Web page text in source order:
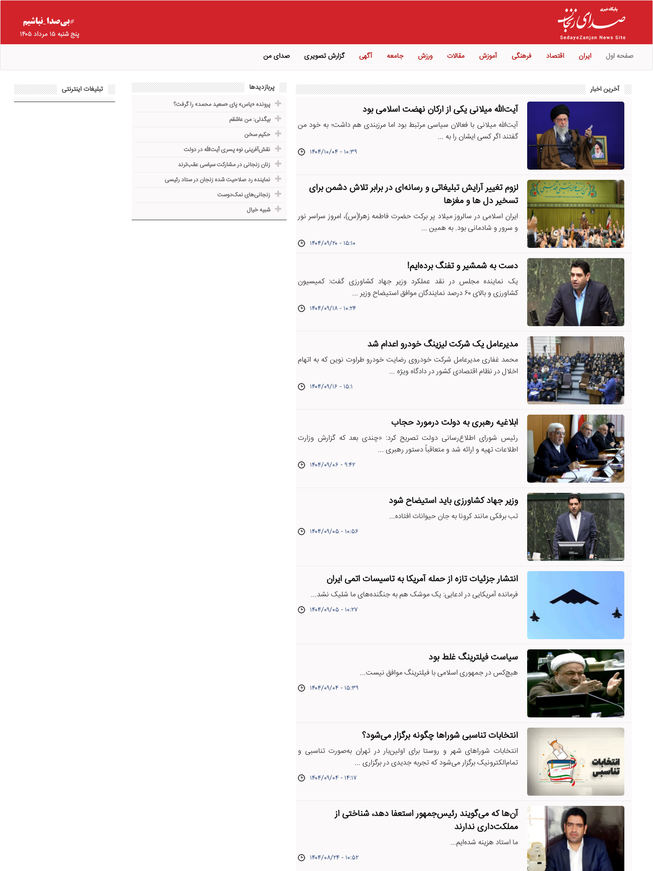
پنج شنبه ۱۵ مرداد ۱۴۰۵
صفحه اول ایران اقتصاد فرهنگی آموزش مقالات ورزش جامعه آگهی گزارش تصویری صدای من
آخرین اخبار
آیت‌الله میلانی یکی از ارکان نهضت اسلامی بود
آیت‌الله میلانی با فعالان سیاسی مرتبط بود اما مرزبندی هم داشت؛ به خود من
گفتند اگر کسی ایشان را به ...
۱۴۰۴/۱۰/۰۴ - ۱۰:۳۹
لزوم تغییر آرایش تبلیغاتی و رسانه‌ای در برابر تلاش دشمن برای
تسخیر دل ها و مغزها
ایران اسلامی در سالروز میلاد پر برکت حضرت فاطمه زهرا(س)، امروز سراسر نور
و سرور و شادمانی بود. به همین ...
۱۴۰۴/۰۹/۲۰ - ۱۵:۱۰
دست به شمشیر و تفنگ برده‌ایم!
یک نماینده مجلس در نقد عملکرد وزیر جهاد کشاورزی گفت: کمیسیون
کشاورزی و بالای ۶۰ درصد نمایندگان موافق استیضاح وزیر ...
۱۴۰۴/۰۹/۱۸ - ۱۰:۲۴
مدیرعامل یک شرکت لیزینگ خودرو اعدام شد
محمد غفاری مدیرعامل شرکت خودروی رضایت خودرو طراوت نوین که به اتهام
اخلال در نظام اقتصادی کشور در دادگاه ویژه ...
۱۴۰۴/۰۹/۱۶ - ۱۵:۱
ابلاغیه رهبری به دولت درمورد حجاب
رئیس شورای اطلاع‌رسانی دولت تصریح کرد: «چندی بعد که گزارش وزارت
اطلاعات تهیه و ارائه شد و متعاقباً دستور رهبری ...
۱۴۰۴/۰۹/۰۶ - ۹:۴۲
وزیر جهاد کشاورزی باید استیضاح شود
تب برفکی مانند کرونا به جان حیوانات افتاده...
۱۴۰۴/۰۹/۰۵ - ۱۰:۵۶
انتشار جزئیات تازه از حمله آمریکا به تاسیسات اتمی ایران
فرمانده آمریکایی در ادعایی: یک موشک هم به‌ جنگنده‌های ما شلیک نشد...
۱۴۰۴/۰۹/۰۵ - ۱۰:۲۷
سیاست فیلترینگ غلط بود
هیچ‌کس در جمهوری اسلامی با فیلترینگ موافق نیست...
۱۴۰۴/۰۹/۰۴ - ۱۵:۳۹
انتخابات تناسبی شوراها چگونه برگزار می‌شود؟
انتخابات شورا‌های شهر و روستا برای اولین‌بار در تهران به‌صورت تناسبی و
تمام‌الکترونیک برگزار می‌شود که تجربه جدیدی در برگزاری ...
۱۴۰۴/۰۹/۰۴ - ۱۴:۱۷
آن‌ها که می‌گویند رئیس‌جمهور استعفا دهد، شناختی از
مملکت‌داری ندارند
ما استاد هزینه شده‌ایم...
۱۴۰۴/۰۸/۲۴ - ۱۰:۵۲
پربازدیدها
پرونده «یاس» پای «سعید محمد» را گرفت؟
بیگدلی: من عاشقم
حکیم سخن
نقش‌آفرینی نوه پسری آیت‌الله در دولت
زنان زنجانی در مشارکت سیاسی عقب‌ترند
نماینده رد صلاحیت شده زنجان در ستاد رئیسی
زنجانی‌های نمک‌دوست
شبیه خیال
تبلیغات اینترنتی